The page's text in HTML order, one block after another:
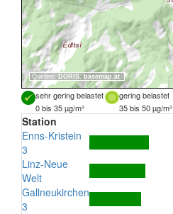
Quellen: DORIS, basemap.at
sehr gering belastet gering belastet
0 bis 35 µg/m³
35 bis 50 µg/m³
Station
Enns-Kristein
3
Linz-Neue
Welt
Gallneukirchen
3